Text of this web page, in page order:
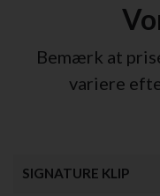
Bemærk at
variere
SIGNATURE KLIP